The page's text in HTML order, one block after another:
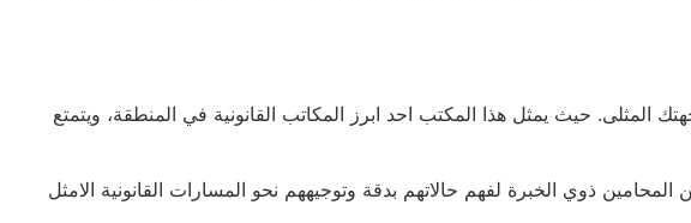
حيث يمثل هذا المكتب احد ابرز المكاتب القانونية في المنطقة، ويتمتع
ذوي الخبرة لفهم حالاتهم بدقة وتوجيههم نحو المسارات القانونية الامثل